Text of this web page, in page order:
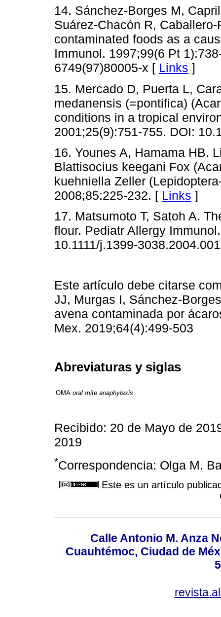
14. Sánchez-Borges M,
Suárez-Chacón R,
contaminated foods as a
Immunol. 1997;99(6 Pt
6749(97)80005-x [ Links ]
15. Mercado D, Puerta L,
medanensis (=pontifica)
conditions in a tropical
2001;25(9):751-755. DOI:
16. Younes A, Hamama HB.
Blattisocius keegani Fox
kuehniella Zeller
2008;85:225-232. [ Links ]
17. Matsumoto T, Satoh A.
ﬂour. Pediatr Allergy
10.1111/j.1399-
Este artículo debe citarse
JJ, Murgas I, Sánchez-
avena contaminada por
Mex. 2019;64(4):499-503
Abreviaturas y siglas
OMA oral mite anaphylaxis
Recibido: 20 de Mayo de
2019
*Correspondencia: Olga M.
Este es un artículo
Calle Antonio M. Anza
Cuauhtémoc, Ciudad de